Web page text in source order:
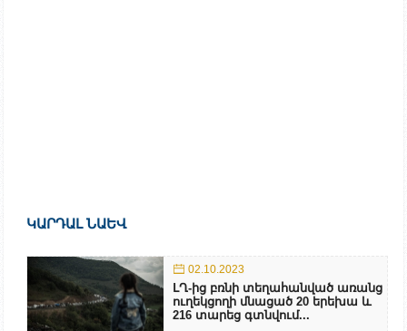
ԿԱՐԴԱԼ ՆԱԵՎ
02.10.2023
ԼՂ-ից բռնի տեղահանված առանց
ուղեկցողի մնացած 20 երեխա և
216 տարեց գտնվում...